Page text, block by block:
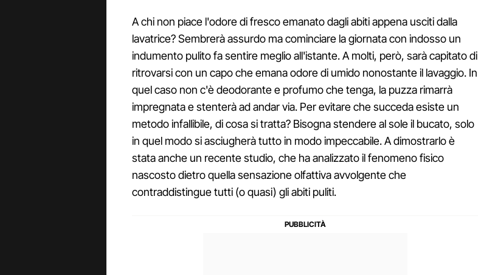
A chi non piace l'odore di fresco emanato dagli abiti appena usciti dalla
lavatrice? Sembrerà assurdo ma cominciare la giornata con indosso un
indumento pulito fa sentire meglio all'istante. A molti, però, sarà capitato di
ritrovarsi con un capo che emana odore di umido nonostante il lavaggio. In
quel caso non c'è deodorante e profumo che tenga, la puzza rimarrà
impregnata e stenterà ad andar via. Per evitare che succeda esiste un
metodo infallibile, di cosa si tratta? Bisogna stendere al sole il bucato, solo
in quel modo si asciugherà tutto in modo impeccabile. A dimostrarlo è
stata anche un recente studio, che ha analizzato il fenomeno fisico
nascosto dietro quella sensazione olfattiva avvolgente che
contraddistingue tutti (o quasi) gli abiti puliti.